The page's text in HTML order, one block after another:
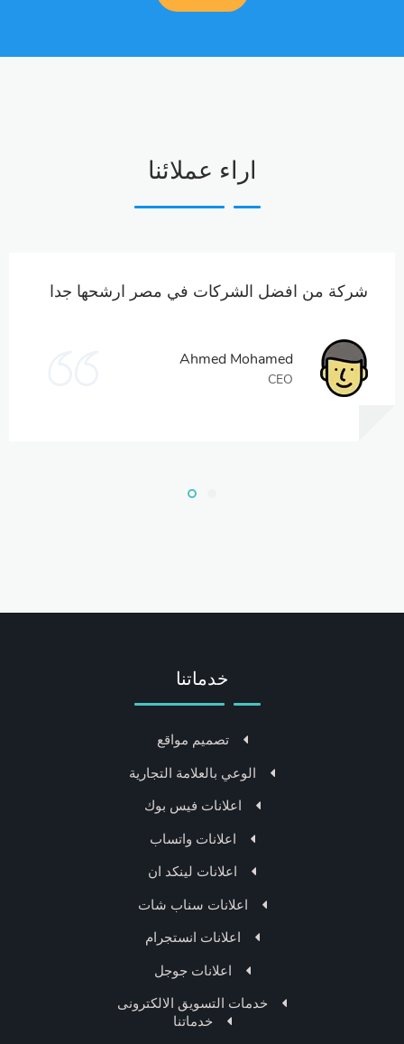
اراء عملائنا
شركة من افضل الشركات في مصر ارشحها جدا
Ahmed Mohamed
CEO
خدماتنا
تصميم مواقع
الوعي بالعلامة التجارية
اعلانات فيس بوك
اعلانات واتساب
اعلانات لينكد ان
اعلانات سناب شات
اعلانات انستجرام
اعلانات جوجل
خدمات التسويق الالكترونى
خدماتنا